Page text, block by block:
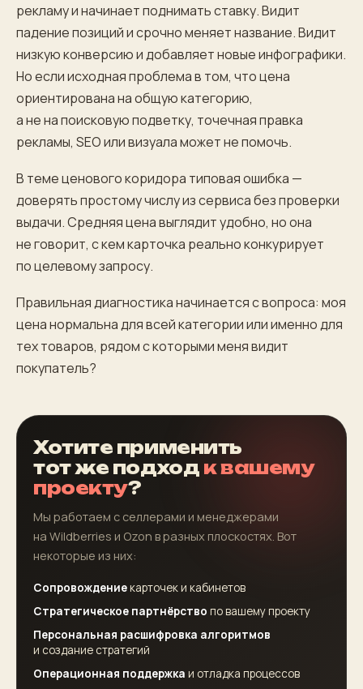
рекламу и начинает поднимать ставку. Видит
падение позиций и срочно меняет название. Видит
низкую конверсию и добавляет новые инфографики.
Но если исходная проблема в том, что цена
ориентирована на общую категорию,
а не на поисковую подветку, точечная правка
рекламы, SEO или визуала может не помочь.
В теме ценового коридора типовая ошибка —
доверять простому числу из сервиса без проверки
выдачи. Средняя цена выглядит удобно, но она
не говорит, с кем карточка реально конкурирует
по целевому запросу.
Правильная диагностика начинается с вопроса: моя
цена нормальна для всей категории или именно для
тех товаров, рядом с которыми меня видит
покупатель?
Хотите применить
тот же подход к вашему
проекту?
Мы работаем с селлерами и менеджерами
на Wildberries и Ozon в разных плоскостях. Вот
некоторые из них:
Сопровождениекарточек и кабинетов
Стратегическое партнёрство по вашему проекту
Персональная расшифровка алгоритмов
и создание стратегий
Операционная поддержка и отладка процессов